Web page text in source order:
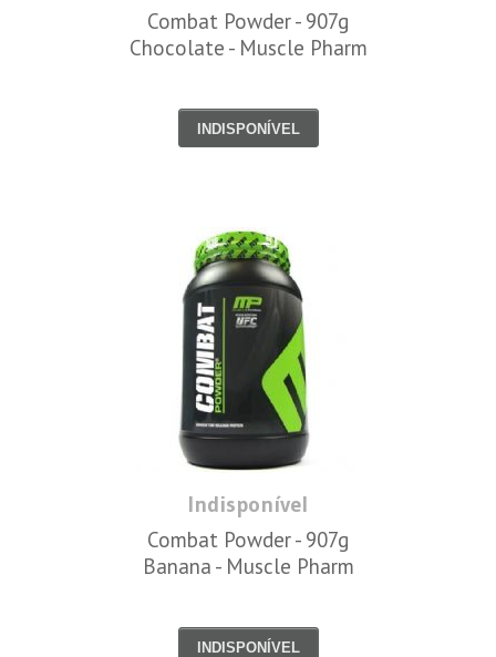
Combat Powder - 907g
Chocolate - Muscle Pharm
INDISPONÍVEL
Indisponível
Combat Powder - 907g
Banana - Muscle Pharm
INDISPONÍVEL